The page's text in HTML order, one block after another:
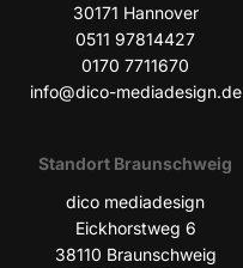
30171 Han­no­ver
0511 97814427
0170 7711670
info@dico-mediadesign.de
Stand­ort Braunschweig
dico media­de­sign
Eick­horst­weg 6
38110 Braun­schweig